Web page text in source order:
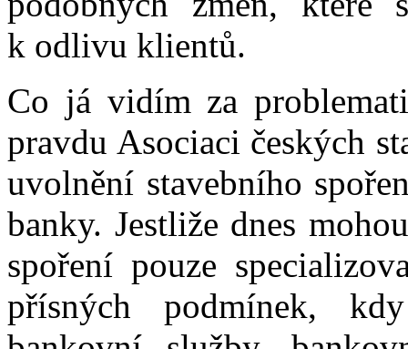
k odlivu klientů.
Co já vidím za
pravdu Asociaci českých
uvolnění stavebního
banky. Jestliže dnes
spoření pouze
přísných podmínek,